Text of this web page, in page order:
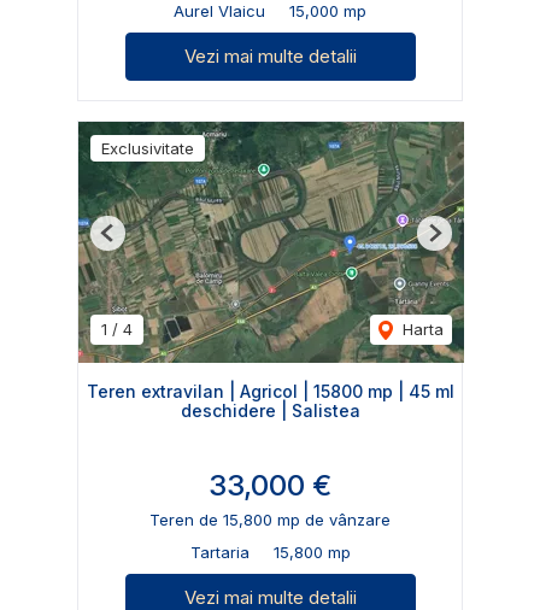
Aurel Vlaicu 15,000 mp
Vezi mai multe detalii
Exclusivitate
1 / 4 Harta
Previous Next
Teren extravilan | Agricol | 15800 mp | 45 ml
deschidere | Salistea
33,000 €
Teren de 15,800 mp de vânzare
Tartaria
15,800 mp
Vezi mai multe detalii